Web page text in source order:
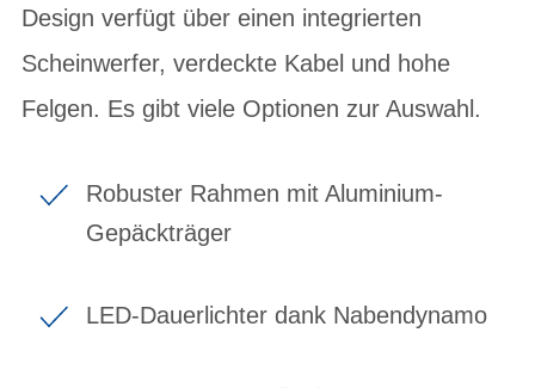
Design verfügt über einen integrierten
Scheinwerfer, verdeckte Kabel und hohe
Felgen. Es gibt viele Optionen zur Auswahl.
Robuster Rahmen mit Aluminium-
Gepäckträger
LED-Dauerlichter dank Nabendynamo